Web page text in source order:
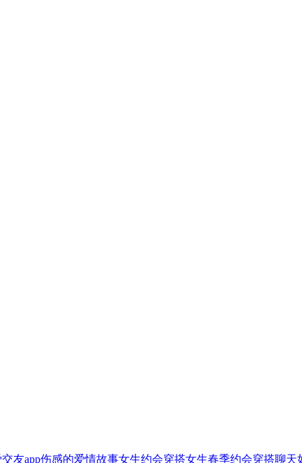
友app伤感的爱情故事女生约会穿搭女生春季约会穿搭聊天